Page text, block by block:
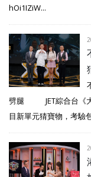
hOi1IZiW...
劈腿 JET綜合台《大
目新單元猜寶物，考驗